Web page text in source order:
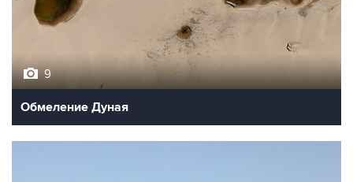
9
Обмеление Дуная